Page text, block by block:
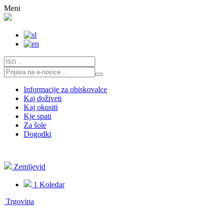
Skoči
na
Meni
Informacije za obiskovalce
Kaj doživeti
Kaj okusiti
Kje spati
Za šole
Dogodki
Zemljevid
1 Koledar
Trgovina